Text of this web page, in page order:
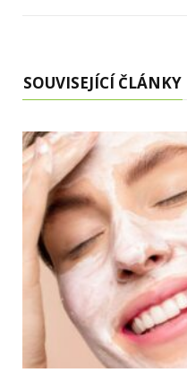
SOUVISEJÍCÍ ČLÁNKY